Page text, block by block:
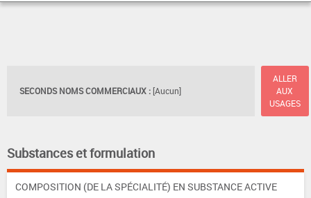
SECONDS NOMS COMMERCIAUX : [Aucun]
ALLER
AUX
USAGES
Substances et formulation
COMPOSITION (DE LA SPÉCIALITÉ) EN SUBSTANCE ACTIVE